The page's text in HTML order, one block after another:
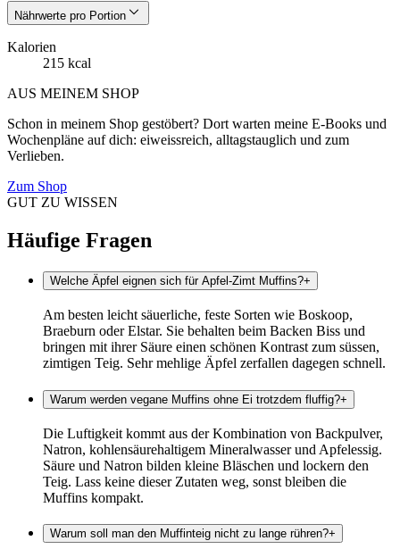
Nährwerte pro Portion
Kalorien
215 kcal
AUS MEINEM SHOP
Schon in meinem Shop gestöbert? Dort warten meine E-Books und
Wochenpläne auf dich: eiweissreich, alltagstauglich und zum
Verlieben.
Zum Shop
GUT ZU WISSEN
Häufige Fragen
Welche Äpfel eignen sich für Apfel-Zimt Muffins?+
Am besten leicht säuerliche, feste Sorten wie Boskoop,
Braeburn oder Elstar. Sie behalten beim Backen Biss und
bringen mit ihrer Säure einen schönen Kontrast zum süssen,
zimtigen Teig. Sehr mehlige Äpfel zerfallen dagegen schnell.
Warum werden vegane Muffins ohne Ei trotzdem fluffig?+
Die Luftigkeit kommt aus der Kombination von Backpulver,
Natron, kohlensäurehaltigem Mineralwasser und Apfelessig.
Säure und Natron bilden kleine Bläschen und lockern den
Teig. Lass keine dieser Zutaten weg, sonst bleiben die
Muffins kompakt.
Warum soll man den Muffinteig nicht zu lange rühren?+